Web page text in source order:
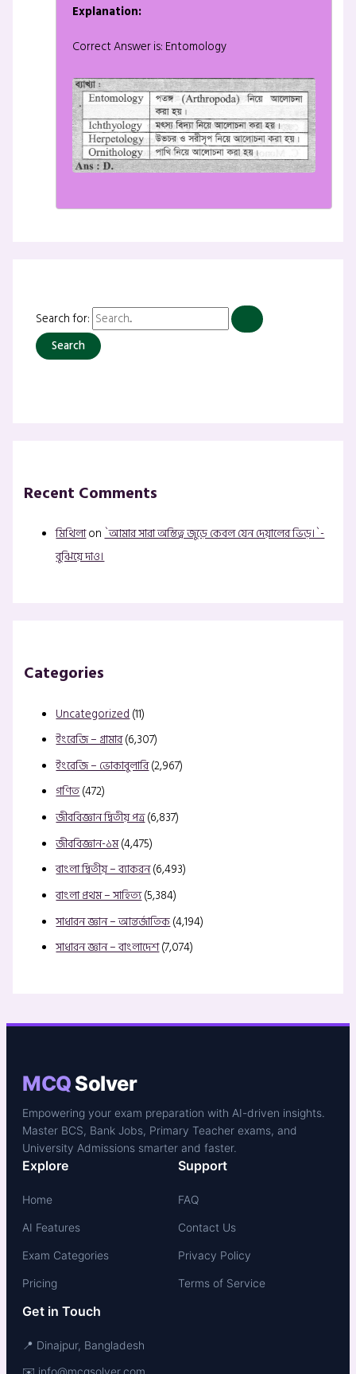
Explanation:
Correct Answer is: Entomology
Search for:
Recent Comments
মিথিলাon`আমার সারা অস্তিত্ব জুড়ে কেবল যেন দেয়ালের ভিড়।`-
বুঝিয়ে দাও।
Categories
Uncategorized (11)
ইংরেজি – গ্রামার(6,307)
ইংরেজি – ভোকাবুলারি(2,967)
গণিত(472)
জীববিজ্ঞান দ্বিতীয় পত্র(6,837)
জীববিজ্ঞান-১ম(4,475)
বাংলা দ্বিতীয় – ব্যাকরন(6,493)
বাংলা প্রথম – সাহিত্য(5,384)
সাধারন জ্ঞান – আন্তর্জাতিক(4,194)
সাধারন জ্ঞান – বাংলাদেশ(7,074)
MCQSolver
Empowering your exam preparation with AI-driven insights.
Master BCS, Bank Jobs, Primary Teacher exams, and
University Admissions smarter and faster.
Explore
Home
AI Features
Exam Categories
Pricing
Support
FAQ
Contact Us
Privacy Policy
Terms of Service
Get in Touch
📍 Dinajpur, Bangladesh
✉️ info@mcqsolver.com